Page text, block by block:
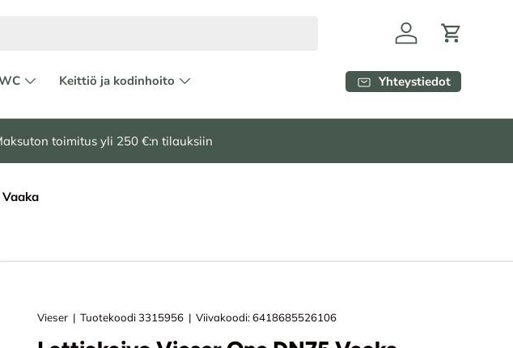
KirjauduOstoskori
Keittiö ja kodinhoito
Yhteystiedot
toimitus yli 250 €:n tilauksiin
Vieser |Tuotekoodi 3315956 |Viivakoodi: 6418685526106